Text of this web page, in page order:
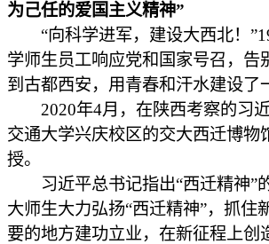
为己任的爱国主义精神”
“向科学进军，建设大西北！
学师生员工响应党和国家号召，告
到古都西安，用青春和汗水建设了
2020年4月，在陕西考察的习近
交通大学兴庆校区的交大西迁博物
授。
习近平总书记指出“西迁精神”
大师生大力弘扬“西迁精神”，抓住
要的地方建功立业，在新征程上创